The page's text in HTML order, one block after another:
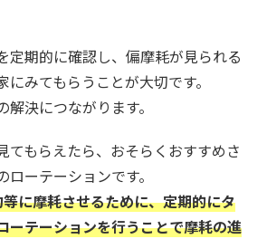
定期的に確認し、偏摩耗が見られる
みてもらうことが大切です。
決につながります。
てもらえたら、おそらくおすすめさ
ーテーションです。
に摩耗させるために、定期的にタ
ーテーションを行うことで摩耗の進